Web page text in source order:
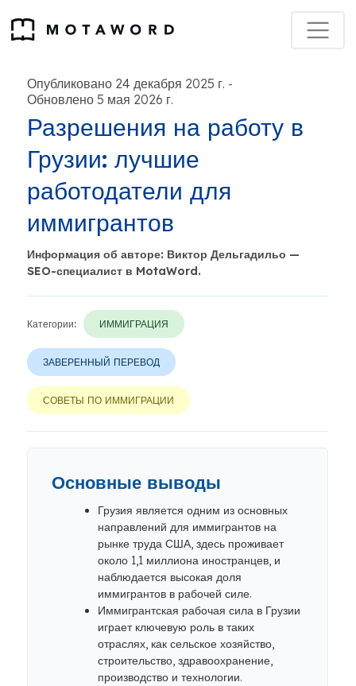
Опубликовано 24 декабря 2025 г. -
Обновлено 5 мая 2026 г.
Разрешения на работу в
Грузии: лучшие
работодатели для
иммигрантов
Информация об авторе: Виктор Дельгадильо —
SEO-специалист в MotaWord.
Категории: ИММИГРАЦИЯ
ЗАВЕРЕННЫЙ ПЕРЕВОД
СОВЕТЫ ПО ИММИГРАЦИИ
Основные выводы
Грузия является одним из основных
направлений для иммигрантов на
рынке труда США, здесь проживает
около 1,1 миллиона иностранцев, и
наблюдается высокая доля
иммигрантов в рабочей силе.
Иммигрантская рабочая сила в Грузии
играет ключевую роль в таких
отраслях, как сельское хозяйство,
строительство, здравоохранение,
производство и технологии.